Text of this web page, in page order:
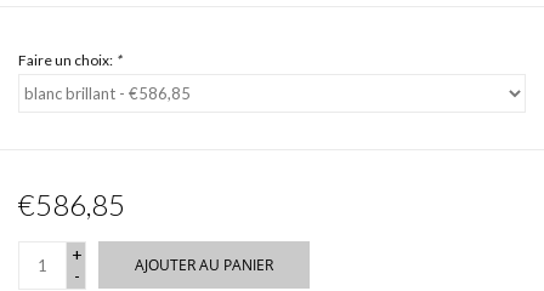
Faire un choix: *
€586,85
+
-
AJOUTER AU PANIER